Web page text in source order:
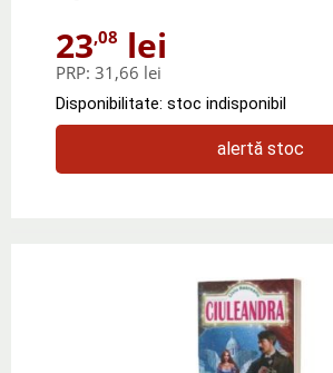
23,08 lei
PRP: 31,66 lei
Disponibilitate: stoc indisponibil
alertă stoc